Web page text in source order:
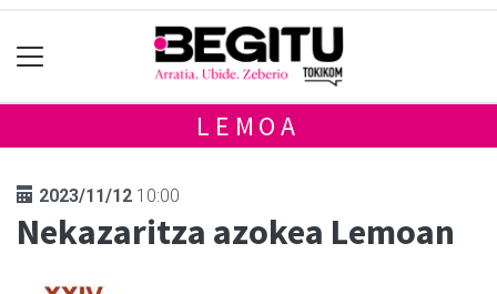
LEMOA
2023/11/12 10:00
Nekazaritza azokea Lemoan